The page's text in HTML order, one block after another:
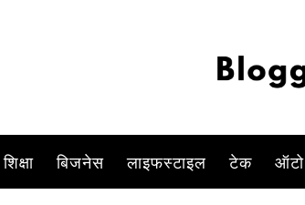
शिक्षा बिजनेस लाइफस्टाइल टेक ऑटो